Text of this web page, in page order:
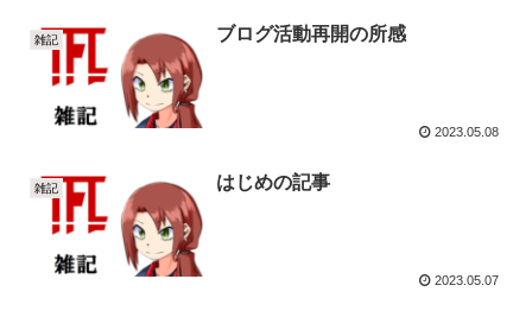
雑記 ブログ活動再開の所感
2023.05.08
雑記 はじめの記事
2023.05.07